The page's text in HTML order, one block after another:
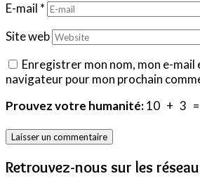
E-mail *
Site web
Enregistrer mon nom, mon e-mail
navigateur pour mon prochain
Prouvez votre humanité:10 + 3 =
Retrouvez-nous sur les